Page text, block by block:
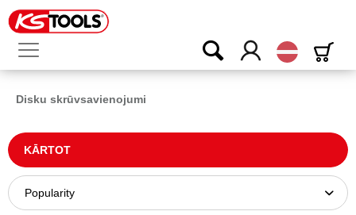
Latvijas
Disku skrūvsavienojumi
KĀRTOT